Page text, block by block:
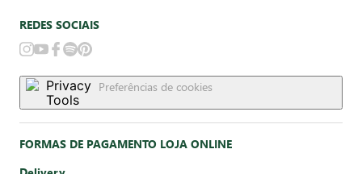
REDES SOCIAIS
Preferências de cookies
FORMAS DE PAGAMENTO LOJA ONLINE